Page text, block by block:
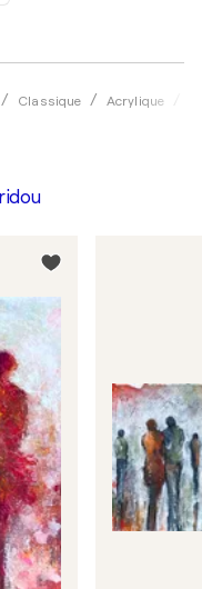
Classique Acrylique